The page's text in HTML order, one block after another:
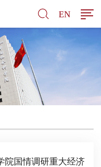
EN
院国情调研重大经济